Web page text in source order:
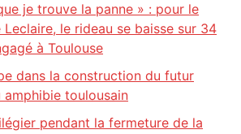
je trouve la panne » : pour le
le rideau se baisse sur 34
à Toulouse
dans la construction du futur
amphibie toulousain
pendant la fermeture de la